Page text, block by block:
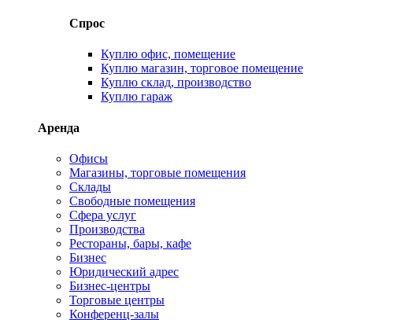
Спрос
Куплю офис, помещение
Куплю магазин, торговое помещение
Куплю склад, производство
Куплю гараж
Аренда
Офисы
Магазины, торговые помещения
Склады
Свободные помещения
Сфера услуг
Производства
Рестораны, бары, кафе
Бизнес
Юридический адрес
Бизнес-центры
Торговые центры
Конференц-залы